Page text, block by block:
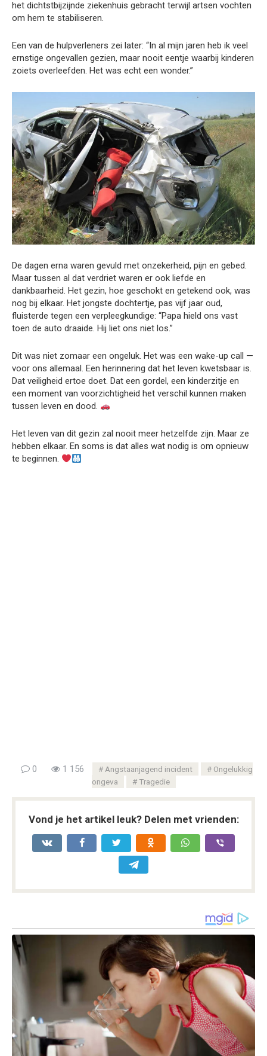
het dichtstbijzijnde ziekenhuis gebracht terwijl artsen vochten
om hem te stabiliseren.
Een van de hulpverleners zei later: “In al mijn jaren heb ik veel
ernstige ongevallen gezien, maar nooit eentje waarbij kinderen
zoiets overleefden. Het was echt een wonder.”
De dagen erna waren gevuld met onzekerheid, pijn en gebed.
Maar tussen al dat verdriet waren er ook liefde en
dankbaarheid. Het gezin, hoe geschokt en getekend ook, was
nog bij elkaar. Het jongste dochtertje, pas vijf jaar oud,
fluisterde tegen een verpleegkundige: “Papa hield ons vast
toen de auto draaide. Hij liet ons niet los.”
Dit was niet zomaar een ongeluk. Het was een wake-up call —
voor ons allemaal. Een herinnering dat het leven kwetsbaar is.
Dat veiligheid ertoe doet. Dat een gordel, een kinderzitje en
een moment van voorzichtigheid het verschil kunnen maken
tussen leven en dood.
Het leven van dit gezin zal nooit meer hetzelfde zijn. Maar ze
hebben elkaar. En soms is dat alles wat nodig is om opnieuw
te beginnen.
0 1 156 Angstaanjagend incident
Ongelukkig
ongeva
Tragedie
Vond je het artikel leuk? Delen met vrienden: